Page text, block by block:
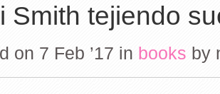
Smith tejiendo
on 7 Feb ’17 in books by